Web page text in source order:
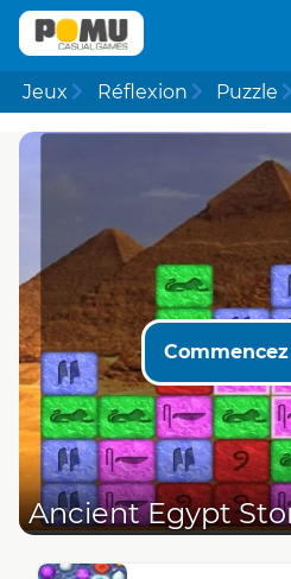
Jeux Réflexion Puzzle
Ancient Egypt